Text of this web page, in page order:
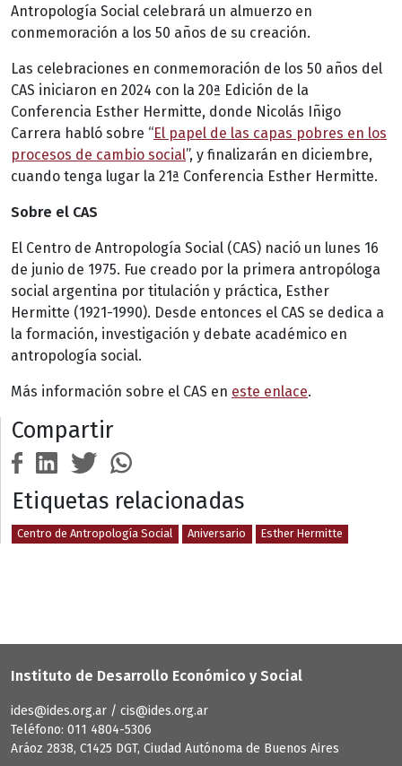
Antropología Social celebrará un almuerzo en
conmemoración a los 50 años de su creación.
Las celebraciones en conmemoración de los 50 años del
CAS iniciaron en 2024 con la 20ª Edición de la
Conferencia Esther Hermitte, donde Nicolás Iñigo
Carrera habló sobre “El papel de las capas pobres en los
procesos de cambio social”, y finalizarán en diciembre,
cuando tenga lugar la 21ª Conferencia Esther Hermitte.
Sobre el CAS
El Centro de Antropología Social (CAS) nació un lunes 16
de junio de 1975. Fue creado por la primera antropóloga
social argentina por titulación y práctica, Esther
Hermitte (1921-1990). Desde entonces el CAS se dedica a
la formación, investigación y debate académico en
antropología social.
Más información sobre el CAS en este enlace.
Compartir
Etiquetas relacionadas
Centro de Antropología Social Aniversario Esther Hermitte
Instituto de Desarrollo Económico y Social
ides@ides.org.ar / cis@ides.org.ar
Teléfono: 011 4804-5306
Aráoz 2838, C1425 DGT, Ciudad Autónoma de Buenos Aires